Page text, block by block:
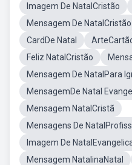
Imagem De NatalCristão
Mensagem De NatalCristão
CardDe Natal
Feliz NatalCristão
Mensagem De NatalPara
MensagemDe Natal
Mensagem NatalCristã
Mensagens De
Imagem De
Mensagem NatalinaNatal